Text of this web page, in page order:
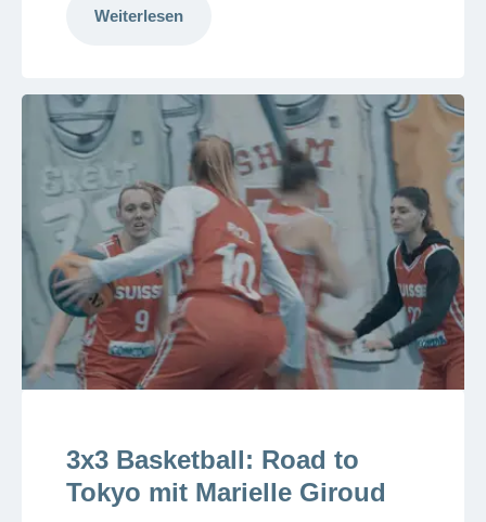
Weiterlesen
3x3 Basketball: Road to
Tokyo mit Marielle Giroud